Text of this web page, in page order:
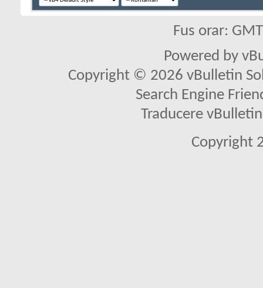
Fus orar:
Powered by
Copyright © 2026 vBulletin
Search Engine
Traducere
Copyright